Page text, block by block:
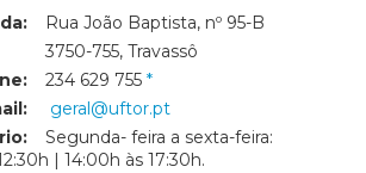
Rua João Baptista, nº 95-B
3750-755, Travassô
234 629 755
geral@uftor.pt
Segunda- feira a sexta-feira:
| 14:00h às 17:30h.